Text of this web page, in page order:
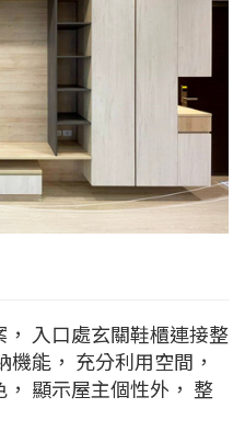
入口處玄關鞋櫃連接整
能， 充分利用空間，
顯示屋主個性外， 整